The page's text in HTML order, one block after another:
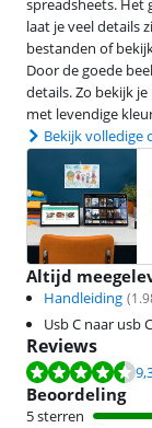
spreadsheets. Het
laat je veel details
bestanden of
Door de goede
details. Zo bekijk
met levendige
Bekijk volledige
Altijd
Handleiding (
Usb C naar usb
Reviews
Beoordeling is 9,3 van
Beoordeling
5 sterren